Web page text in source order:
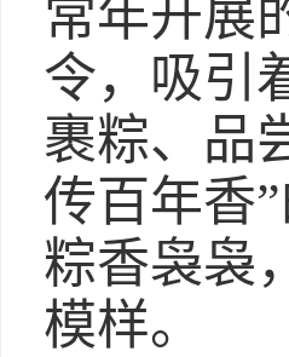
常年开展
令，吸引
裹粽、品
传百年香
粽香袅袅
模样。